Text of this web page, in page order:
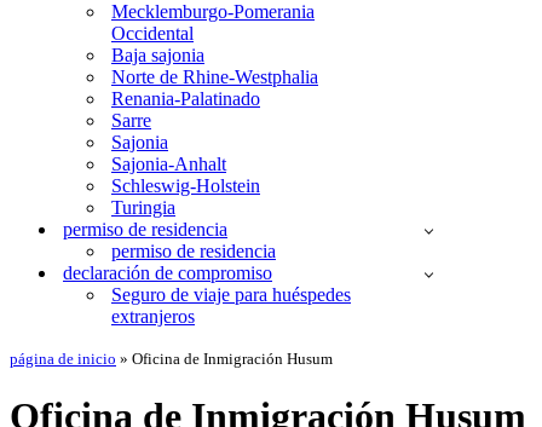
Mecklemburgo-Pomerania
Occidental
Baja sajonia
Norte de Rhine-Westphalia
Renania-Palatinado
Sarre
Sajonia
Sajonia-Anhalt
Schleswig-Holstein
Turingia
permiso de residencia
permiso de residencia
declaración de compromiso
Seguro de viaje para huéspedes
extranjeros
página de inicio » Oficina de Inmigración Husum
Oficina de Inmigración Husum